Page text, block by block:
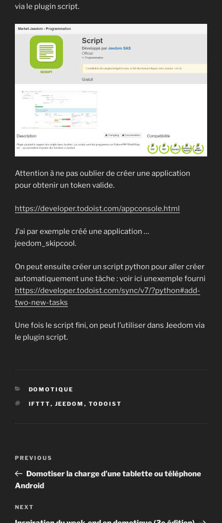
via le plugin script.
Attention à ne pas oublier de créer une application
pour obtenir un token valide.
https://developer.todoist.com/appconsole.html
J’ai par exemple créé une application …
jeedom_skipcool.
On peut ensuite créer un script python pour aller créer
automatiquement une tâche : voir ici unexemple fourni
https://developer.todoist.com/sync/v7/?python#add-
two-new-tasks
Une fois le script fini, on peut l’utiliser dans Jeedom via
le plugin script.
CATEGORIES
DOMOTIQUE
TAGS
IFTTT, JEEDOM , TODOIST
Previous
Post
PREVIOUS
Domotiser la charge d’une tablette ou téléphone
Android
Next
Post
NEXT